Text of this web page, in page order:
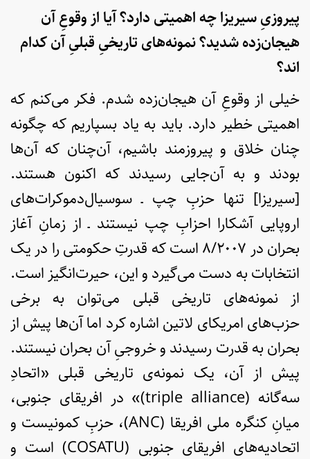
پیروزیِ سیریزا چه اهمیتی دارد؟ آیا از وقوعِ آن
هیجان‌زده شدید؟ نمونه‌های تاریخیِ قبلیِ آن کدام
اند؟
خیلی از وقوعِ آن هیجان‌زده شدم. فکر می‌کنم که
اهمیتی خطیر دارد. باید به یاد بسپاریم که چگونه
چنان خلاق و پیروزمند باشیم، آن‌چنان که آن‌ها
بودند و به آن‌جایی رسیدند که اکنون هستند.
[سیریزا] تنها حزبِ چپ ـ سوسیال‌دموکرات‌های
اروپایی آشکارا احزابِ چپ نیستند ـ از زمانِ آغاز
بحران در ۸/۲۰۰۷ است که قدرتِ حکومتی را در یک
انتخابات به دست می‌گیرد و این، حیرت‌انگیز است.
از نمونه‌های تاریخی قبلی می‌توان به برخی
حزب‌های امریکای لاتین اشاره کرد اما آن‌ها پیش از
بحران به قدرت رسیدند و خروجیِ آن بحران نیستند.
پیش از آن، یک نمونه‌ی تاریخی قبلی «اتحادِ
سه‌گانه (triple alliance)» در افریقای جنوبی،
میانِ کنگره ملی افریقا (ANC)، حزبِ کمونیست و
اتحادیه‌های افریقای جنوبی (COSATU) است و